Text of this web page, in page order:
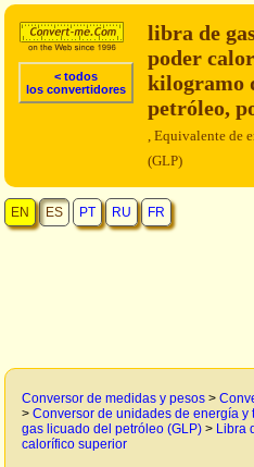
< todos
los convertidores
libra de
poder
kilogramo
petróleo,
, Equivalente de
(GLP)
EN ES PT RU FR
Conversor de medidas y pesos >
> Conversor de unidades de energía y
gas licuado del petróleo (GLP) > Libra
calorífico superior